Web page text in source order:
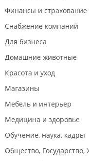
Финансы и страхование
Снабжение компаний
Для бизнеса
Домашние животные
Красота и уход
Магазины
Мебель и интерьер
Медицина и здоровье
Обучение, наука, кадры
Общество, Государство,